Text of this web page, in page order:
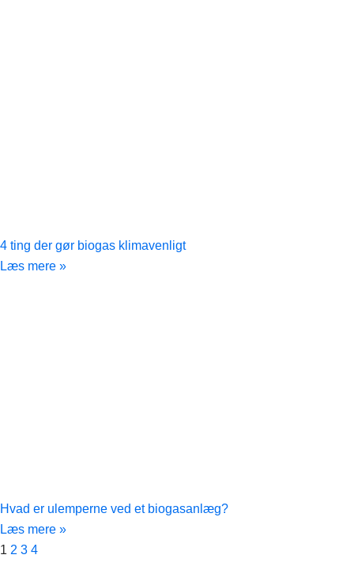
4 ting der gør biogas klimavenligt
Læs mere »
Hvad er ulemperne ved et biogasanlæg?
Læs mere »
1 2 3 4